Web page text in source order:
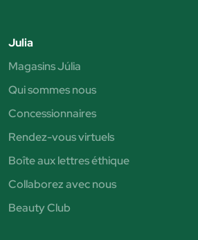
Julia
Magasins Júlia
Qui sommes nous
Concessionnaires
Rendez-vous virtuels
Boîte aux lettres éthique
Collaborez avec nous
Beauty Club